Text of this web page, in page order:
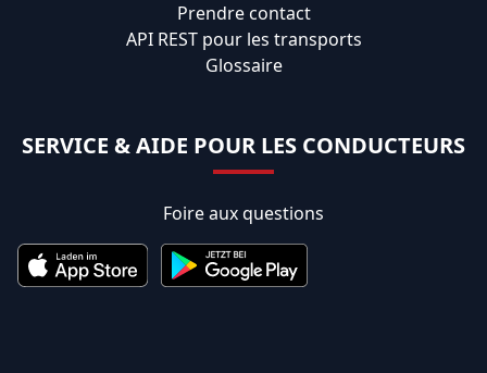
Prendre contact
API REST pour les transports
Glossaire
SERVICE & AIDE POUR LES CONDUCTEURS
Foire aux questions